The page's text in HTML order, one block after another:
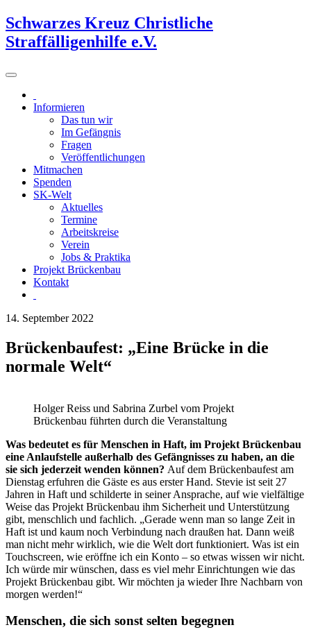
Schwarzes Kreuz Christliche
Straffälligenhilfe e.V.
Informieren
Das tun wir
Im Gefängnis
Fragen
Veröffentlichungen
Mitmachen
Spenden
SK-Welt
Aktuelles
Termine
Arbeitskreise
Verein
Jobs & Praktika
Projekt Brückenbau
Kontakt
14. September 2022
Brückenbaufest: „Eine Brücke in die
normale Welt“
Holger Reiss und Sabrina Zurbel vom Projekt
Brückenbau führten durch die Veranstaltung
Was bedeutet es für Menschen in Haft, im Projekt Brückenbau
eine Anlaufstelle außerhalb des Gefängnisses zu haben, an die
sie sich jederzeit wenden können? Auf dem Brückenbaufest am
Dienstag erfuhren die Gäste es aus erster Hand. Stevie ist seit 27
Jahren in Haft und schilderte in seiner Ansprache, auf wie vielfältige
Weise das Projekt Brückenbau ihm Sicherheit und Unterstützung
gibt, menschlich und fachlich. „Gerade wenn man so lange Zeit in
Haft ist und kaum noch Verbindung nach draußen hat. Dann weiß
man nicht mehr wirklich, wie die Welt dort funktioniert. Was ist ein
Touchscreen, wie eröffne ich ein Konto – so etwas wissen wir nicht.
Ich würde mir wünschen, dass es viel mehr Einrichtungen wie das
Projekt Brückenbau gibt. Wir möchten ja wieder Ihre Nachbarn von
morgen werden!“
Menschen, die sich sonst selten begegnen